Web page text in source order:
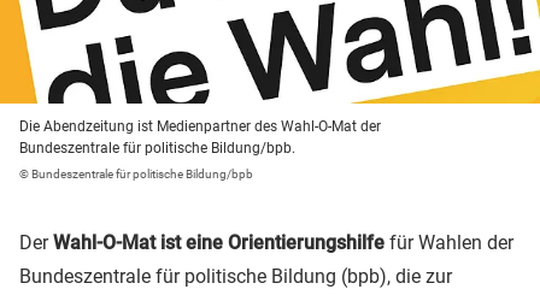
Die Abendzeitung ist Medienpartner des Wahl-O-Mat der
Bundeszentrale für politische Bildung/bpb.
© Bundeszentrale für politische Bildung/bpb
DerWahl-O-Mat ist eine Orientierungshilfe für Wahlen der
Bundeszentrale für politische Bildung (bpb), die zur